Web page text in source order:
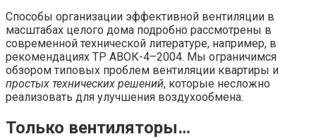
Способы организации эффективной вентиляции в
масштабах целого дома подробно рассмотрены в
современной технической литературе, например, в
рекомендациях ТР АВОК-4–2004. Мы ограничимся
обзором типовых проблем вентиляции квартиры и
простых технических решений, которые несложно
реализовать для улучшения воздухообмена.
Только вентиляторы…